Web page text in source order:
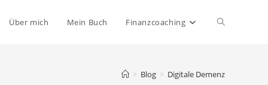
Über mich Mein Buch Finanzcoaching Website-
> Blog > Digitale Demenz